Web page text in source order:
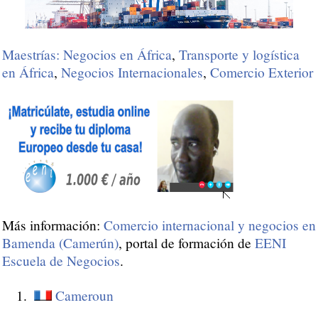
Maestrías: Negocios en África, Transporte y logística
en África, Negocios Internacionales, Comercio Exterior
Más información: Comercio internacional y negocios en
Bamenda (Camerún), portal de formación de EENI
Escuela de Negocios.
Cameroun